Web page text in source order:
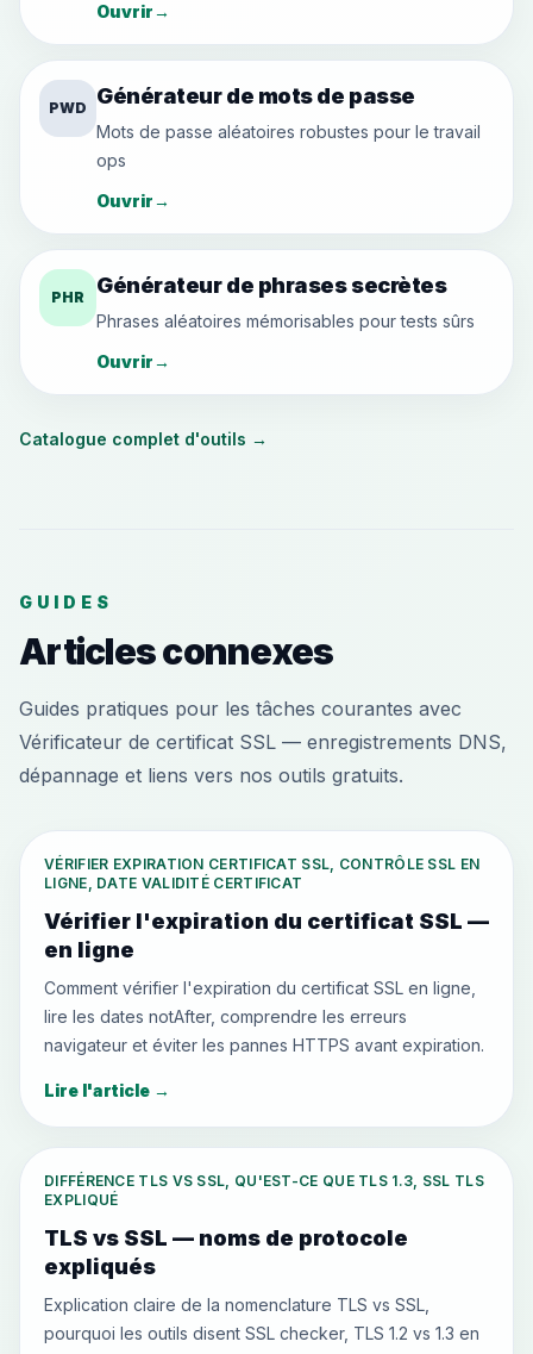
Ouvrir→
PWD Générateur de mots de passe
Mots de passe aléatoires robustes pour le travail
ops
Ouvrir→
PHR Générateur de phrases secrètes
Phrases aléatoires mémorisables pour tests sûrs
Ouvrir→
Catalogue complet d'outils →
GUIDES
Articles connexes
Guides pratiques pour les tâches courantes avec
Vérificateur de certificat SSL — enregistrements DNS,
dépannage et liens vers nos outils gratuits.
VÉRIFIER EXPIRATION CERTIFICAT SSL, CONTRÔLE SSL EN
LIGNE, DATE VALIDITÉ CERTIFICAT
Vérifier l'expiration du certificat SSL —
en ligne
Comment vérifier l'expiration du certificat SSL en ligne,
lire les dates notAfter, comprendre les erreurs
navigateur et éviter les pannes HTTPS avant expiration.
Lire l'article →
DIFFÉRENCE TLS VS SSL, QU'EST-CE QUE TLS 1.3, SSL TLS
EXPLIQUÉ
TLS vs SSL — noms de protocole
expliqués
Explication claire de la nomenclature TLS vs SSL,
pourquoi les outils disent SSL checker, TLS 1.2 vs 1.3 en